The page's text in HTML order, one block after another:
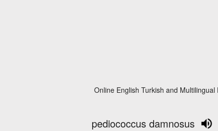
Online English Turkish and
pediococcus damnosus